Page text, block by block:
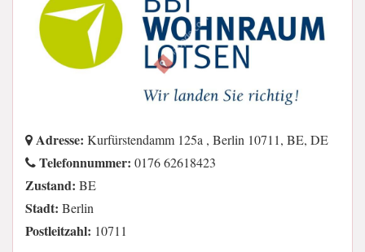
Adresse: Kurfürstendamm 125a , Berlin 10711, BE, DE
Telefonnummer: 0176 62618423
Zustand: BE
Stadt: Berlin
Postleitzahl: 10711